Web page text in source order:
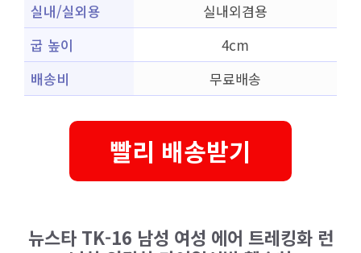
실내/실외용
실내외겸용
굽 높이
4cm
배송비
무료배송
빨리 배송받기
뉴스타 TK-16 남성 여성 에어 트레킹화 런